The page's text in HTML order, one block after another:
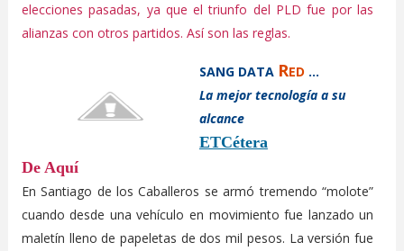
elecciones pasadas, ya que el triunfo del PLD fue por las
alianzas con otros partidos. Así son las reglas.
SANG DATA RED ...
La mejor tecnología a su
alcance
ETCétera
De Aquí
En Santiago de los Caballeros se armó tremendo “molote”
cuando desde una vehículo en movimiento fue lanzado un
maletín lleno de papeletas de dos mil pesos. La versión fue